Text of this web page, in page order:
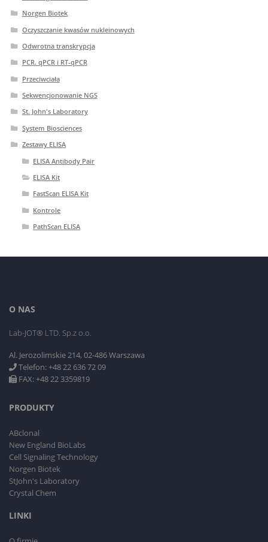
Norgen Biotek
Oczyszczanie kwasów nukleinowych
Odwrotna transkrypcja
PCR. qPCR i RT-qPCR
Przeciwciała
Sekwencjonowanie NGS
St. John's Laboratory
System Biosciences
Zestawy ELISA
ELISA Antibody Pair
ELISA Kit
FastScan ELISA Kit
Kontrole
PathScan ELISA
O NAS
Lab-JOT® LTD. Sp.z o.o.
Al. Jerozolimskie 214, 02-486 Warszawa
Telefon: +48 22 636 72 09
FAX: +48 22 3359819
PRODUKTY
ABclonal
New England BioLabs
Cell Signaling Technology
Norgen Biotek
StJohn's Laboratory
Crystal Chem
LINKI